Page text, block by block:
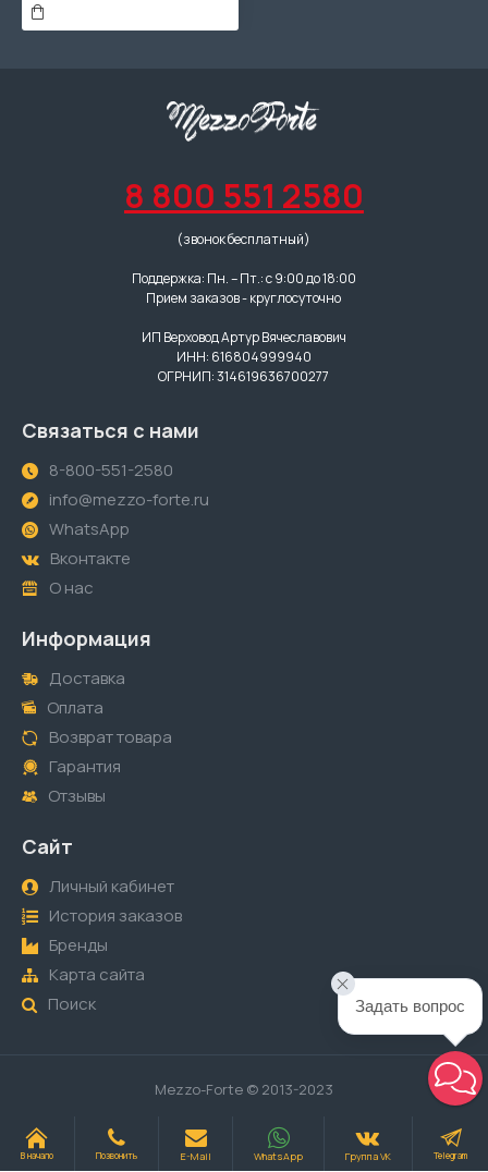
8 800 551 2580
(звонок бесплатный)
Поддержка: Пн. – Пт.: с 9:00 до 18:00
Прием заказов - круглосуточно
ИП Верховод Артур Вячеславович
ИНН: 616804999940
ОГРНИП: 314619636700277
Связаться с нами
8-800-551-2580
info@mezzo-forte.ru
WhatsApp
Вконтакте
О нас
Информация
Доставка
Оплата
Возврат товара
Гарантия
Отзывы
Сайт
Личный кабинет
История заказов
Бренды
Карта сайта
Поиск
Mezzo-Forte © 2013-2023
В начало Позвонить E-Mail WhatsApp Группа VK Telegram
Задать вопрос